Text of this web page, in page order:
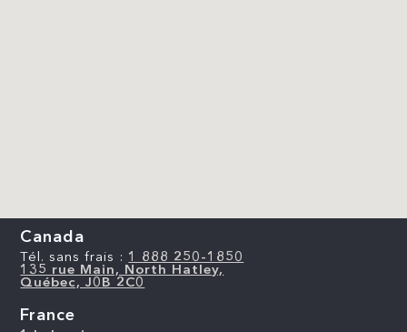
Canada
Tél. sans frais : 1 888 250-1850
135 rue Main, North Hatley,
Québec, J0B 2C0
France